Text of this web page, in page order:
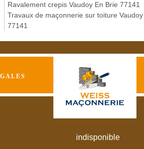
Ravalement crepis Vaudoy En Brie 77141
Travaux de maçonnerie sur toiture
77141
indisponible